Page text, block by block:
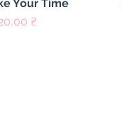
Your Time
₴